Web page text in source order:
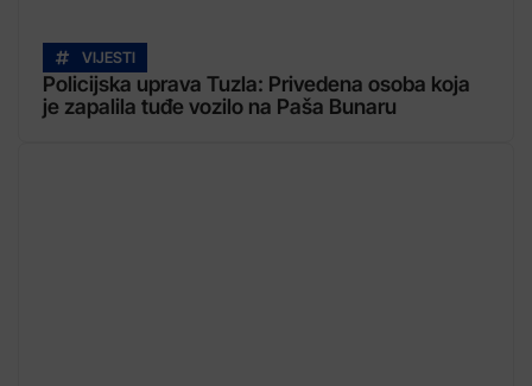
VIJESTI
Policijska uprava Tuzla: Privedena osoba koja
je zapalila tuđe vozilo na Paša Bunaru